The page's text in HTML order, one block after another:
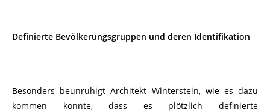
Definierte Bevölkerungsgruppen und deren Identifikation
Besonders beunruhigt Architekt Winterstein, wie es dazu
kommen konnte, dass es plötzlich definierte